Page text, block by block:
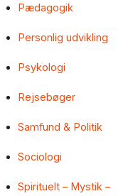
Pædagogik
Personlig udvikling
Psykologi
Rejsebøger
Samfund & Politik
Sociologi
Spirituelt – Mystik –